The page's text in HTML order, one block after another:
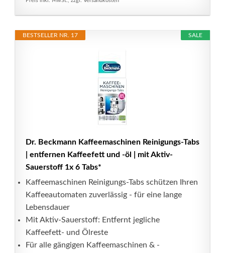
SALE
BESTSELLER NR. 17
Dr. Beckmann Kaffeemaschinen Reinigungs-Tabs
| entfernen Kaffeefett und -öl | mit Aktiv-
Sauerstoff 1x 6 Tabs*
Kaffeemaschinen Reinigungs-Tabs schützen Ihren
Kaffeeautomaten zuverlässig - für eine lange
Lebensdauer
Mit Aktiv-Sauerstoff: Entfernt jegliche
Kaffeefett- und Ölreste
Für alle gängigen Kaffeemaschinen & -